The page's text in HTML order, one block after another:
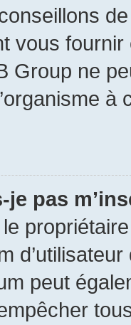
vous
Group ne
pas
peut